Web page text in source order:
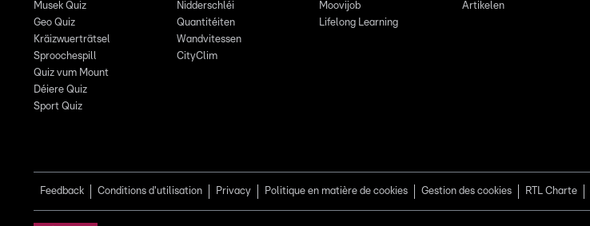
Musek Quiz
Geo Quiz
Kräizwuerträtsel
Sproochespill
Quiz vum Mount
Déiere Quiz
Sport Quiz
Nidderschléi
Quantitéiten
Wandvitessen
CityClim
Moovijob
Lifelong Learning
Artikelen
Feedback Conditions d'utilisation Privacy Politique en matière de cookies Gestion des cookies RTL Charte